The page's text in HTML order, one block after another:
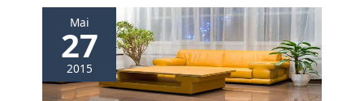
Mai
27
2015